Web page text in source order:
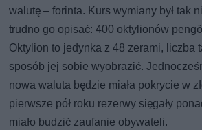
walutę – forinta. Kurs wymiany był tak
trudno go opisać: 400 oktylionów
Oktylion to jedynka z 48 zerami, liczba
sposób jej sobie wyobrazić.
nowa waluta będzie miała pokrycie w
pierwsze pół roku rezerwy sięgały
miało budzić zaufanie obywateli.